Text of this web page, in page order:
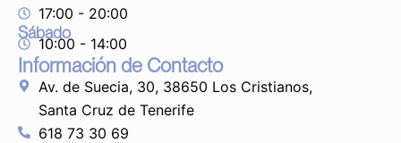
17:00 - 20:00
Sábado
10:00 - 14:00
Información de Contacto
Av. de Suecia, 30, 38650 Los Cristianos,
Santa Cruz de Tenerife
618 73 30 69